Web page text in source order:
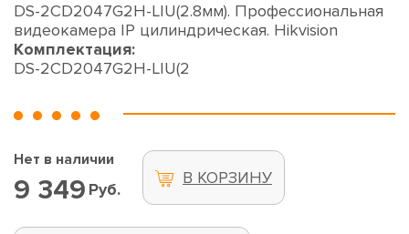
DS-2CD2047G2H-LIU(2.8мм). Профессиональная
видеокамера IP цилиндрическая. Hikvision
Комплектация:
DS-2CD2047G2H-LIU(2
Нет в наличии
9 349 Руб.
В КОРЗИНУ